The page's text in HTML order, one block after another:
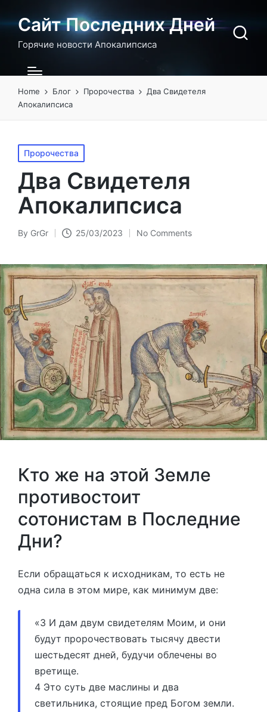
Сайт Последних Дней
Горячие новости Апокалипсиса
Home Блог Пророчества
Два Свидетеля
Апокалипсиса
Posted
in
Пророчества
Два Свидетеля
Апокалипсиса
Posted
By GrGr 25/03/2023 No Comments
Кто же на этой Земле
противостоит
сотонистам в Последние
Дни?
Если обращаться к исходникам, то есть не
одна сила в этом мире, как минимум две:
«3 И дам двум свидетелям Моим, и они
будут пророчествовать тысячу двести
шестьдесят дней, будучи облечены во
вретище.
4 Это суть две маслины и два
светильника, стоящие пред Богом земли.